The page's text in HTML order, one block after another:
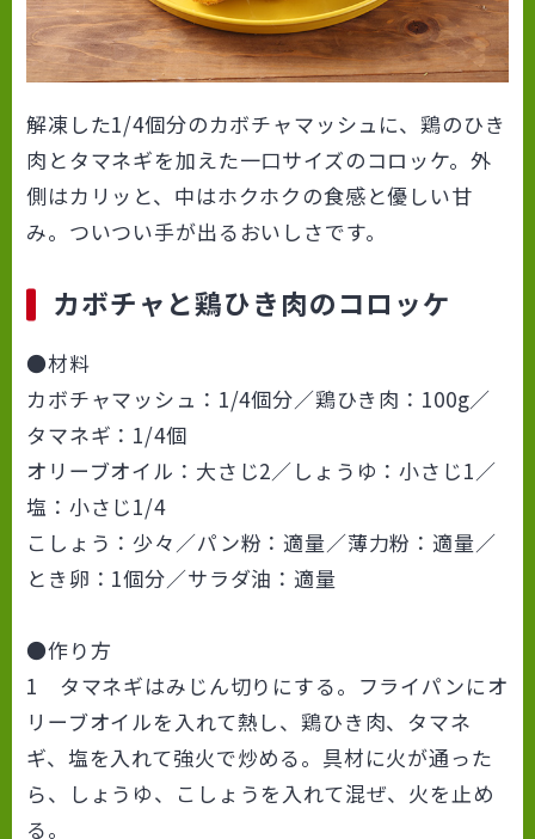
解凍した1/4個分のカボチャマッシュに、鶏のひき
肉とタマネギを加えた一口サイズのコロッケ。外
側はカリッと、中はホクホクの食感と優しい甘
み。ついつい手が出るおいしさです。
カボチャと鶏ひき肉のコロッケ
●材料
カボチャマッシュ：1/4個分／鶏ひき肉：100g／
タマネギ：1/4個
オリーブオイル：大さじ2／しょうゆ：小さじ1／
塩：小さじ1/4
こしょう：少々／パン粉：適量／薄力粉：適量／
とき卵：1個分／サラダ油：適量
●作り方
1 タマネギはみじん切りにする。フライパンにオ
リーブオイルを入れて熱し、鶏ひき肉、タマネ
ギ、塩を入れて強火で炒める。具材に火が通った
ら、しょうゆ、こしょうを入れて混ぜ、火を止め
る。